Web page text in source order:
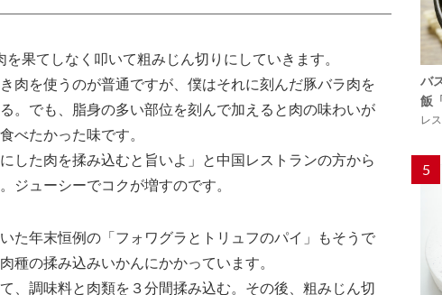
果てしなく叩いて粗みじん切りにしていきます。
肉を使うのが普通ですが、僕はそれに刻んだ豚バラ肉を
。でも、脂身の多い部位を刻んで加えると肉の味わいが
べたかった味です。
した肉を揉み込むと旨いよ」と中国レストランの方から
ジューシーでコクが増すのです。
た年末恒例の「フォワグラとトリュフのパイ」もそうで
種の揉み込みいかんにかかっています。
、調味料と肉類を３分間揉み込む。その後、粗みじん切
バ
飯
レ
5